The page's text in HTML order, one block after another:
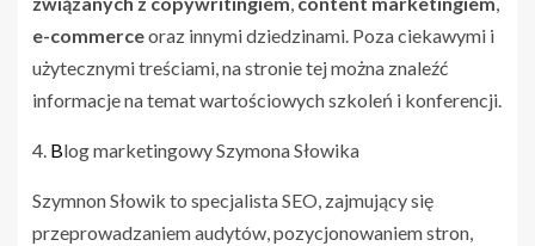
e-commerceoraz innymi dziedzinami. Poza ciekawymi i
użytecznymi treściami, na stronie tej można znaleźć
informacje na temat wartościowych szkoleń i konferencji.
4. Blog marketingowy Szymona Słowika
Szymnon Słowik to specjalista SEO, zajmujący się
przeprowadzaniem audytów, pozycjonowaniem stron,